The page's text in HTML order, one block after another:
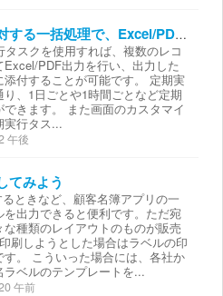
複数のレコードに対する一括処理で、Excel/PDFで出力したファイルをレコードに添付する
スクを使用すれば、複数のレコ
PDF出力を行い、出力した
付することが可能です。 定期実
、1日ごとや1時間ごとなど定期
きます。 また画面のカスタマイ
実行タス...
午後
てみよう
ときなど、顧客名簿アプリの一
出力できると便利です。ただ宛
種類のレイアウトのものが販売
刷しようとした場合はラベルの印
。 こういった場合には、各社か
ラベルのテンプレートを...
午前